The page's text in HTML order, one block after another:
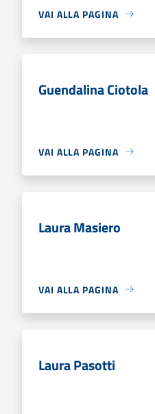
VAI ALLA PAGINA
Guendalina Ciotola
VAI ALLA PAGINA
Laura Masiero
VAI ALLA PAGINA
Laura Pasotti